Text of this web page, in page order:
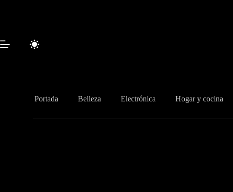
Portada Belleza Electrónica Hogar y cocina